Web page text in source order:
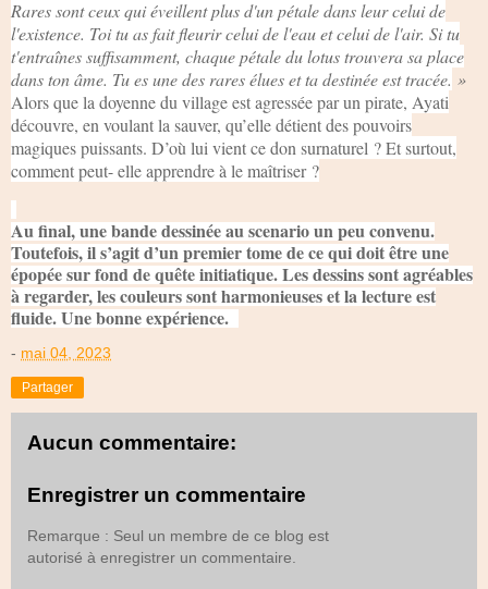
Rares sont ceux qui éveillent plus d'un pétale dans leur celui de
l'existence. Toi tu as fait fleurir celui de l'eau et celui de l'air. Si tu
t'entraînes suffisamment, chaque pétale du lotus trouvera sa place
dans ton âme. Tu es une des rares élues et ta destinée est tracée. »
Alors que la doyenne du village est agressée par un pirate, Ayati
découvre, en voulant la sauver, qu’elle détient des pouvoirs
magiques puissants. D’où lui vient ce don surnaturel ? Et surtout,
comment peut- elle apprendre à le maîtriser ?
Au final, une bande dessinée au scenario un peu convenu.
Toutefois, il s’agit d’un premier tome de ce qui doit être une
épopée sur fond de quête initiatique. Les dessins sont agréables
à regarder, les couleurs sont harmonieuses et la lecture est
fluide. Une bonne expérience.
- mai 04, 2023
Partager
Aucun commentaire:
Enregistrer un commentaire
Remarque : Seul un membre de ce blog est
autorisé à enregistrer un commentaire.